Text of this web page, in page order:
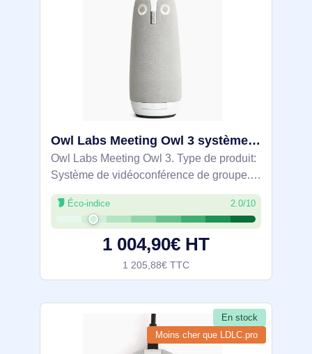
Owl Labs Meeting Owl 3 système de vidéo conférence 16 MP Système de vidéoconférence de groupe - MTW300-2000
Owl Labs Meeting Owl 3. Type de produit:
Système de vidéoconférence de groupe.
Type de capteur: CMOS. Type HD: Full
HD, Modes vidéo pris en charge: 720p,
1080p. point de vue angle (FOV): 360°,
Éco-indice 2.0/10
1 004,90€ HT
1 205,88€ TTC
En stock
Moins cher que LDLC.pro